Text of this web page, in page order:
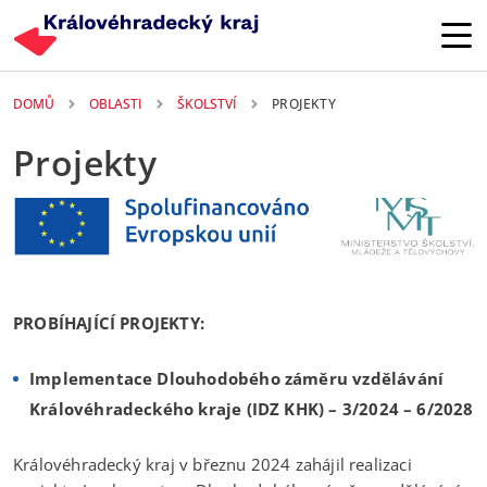
DOMŮ OBLASTI ŠKOLSTVÍ PROJEKTY
Projekty
PROBÍHAJÍCÍ PROJEKTY:
Implementace Dlouhodobého záměru vzdělávání
Královéhradeckého kraje (IDZ KHK) – 3/2024 – 6/2028
Královéhradecký kraj v březnu 2024 zahájil realizaci